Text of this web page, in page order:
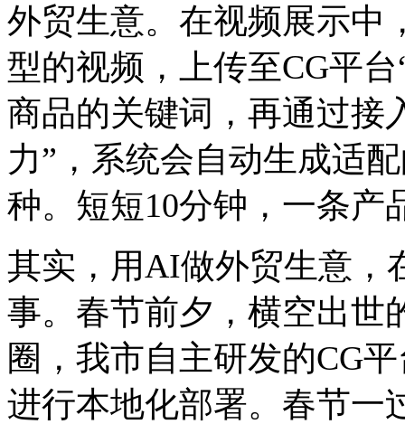
外贸生意。在视频展示中
型的视频，上传至CG平
商品的关键词，再通过接
力”，系统会自动生成适
种。短短10分钟，一条产
其实，用AI做外贸生意，
事。春节前夕，横空出世
圈，我市自主研发的CG
进行本地化部署。春节一